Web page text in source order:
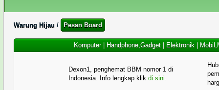
Warung Hijau / Pesan Board
Komputer| Handphone,Gadget| Elektronik|
Dexon1, penghemat BBM nomor 1 di
Indonesia. Info lengkap klik di sini.